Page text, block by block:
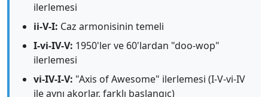
ilerlemesi
ii-V-I: Caz armonisinin temeli
I-vi-IV-V: 1950'ler ve 60'lardan "doo-wop"
ilerlemesi
vi-IV-I-V: "Axis of Awesome" ilerlemesi (I-V-vi-IV
ile aynı akorlar, farklı başlangıç)